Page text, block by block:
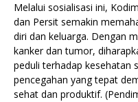
Melalui sosialisasi ini,
dan Persit semakin
diri dan keluarga. Dengan
kanker dan tumor,
peduli terhadap kesehatan
pencegahan yang tepat
sehat dan produktif.